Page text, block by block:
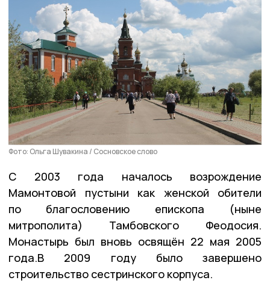
Фото: Ольга Шувакина / Сосновское слово
С 2003 года началось возрождение
Мамонтовой пустыни как женской обители
по благословению епископа (ныне
митрополита) Тамбовского Феодосия.
Монастырь был вновь освящён 22 мая 2005
года.В 2009 году было завершено
строительство сестринского корпуса.